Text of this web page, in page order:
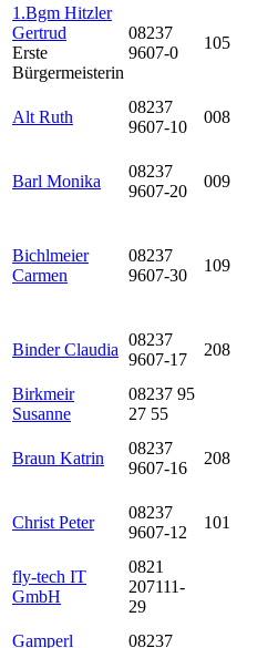
1.Bgm Hitzler
Gertrud
Erste
Bürgermeisterin
08237
9607-0
105
Alt Ruth
08237
9607-10
008
Barl Monika
08237
9607-20
009
Bichlmeier
Carmen
08237
9607-30
109
Binder Claudia
08237
9607-17
208
Birkmeir
Susanne
08237 95
27 55
Braun Katrin
08237
9607-16
208
Christ Peter
08237
9607-12
101
fly-tech IT
GmbH
0821
207111-
29
Gamperl
08237